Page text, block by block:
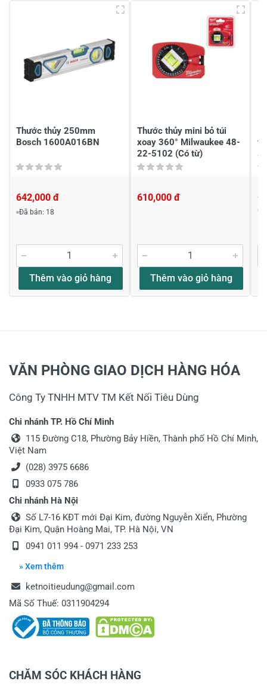
Viết nhận xét của bạn vào bên dưới
Gửi nhận xét
Thước thủy 250mm
Bosch 1600A016BN
642,000 đ
Đã bán: 18
Thêm vào giỏ hàng
Thước thủy mini bỏ túi
xoay 360° Milwaukee 48-
22-5102 (Có từ)
610,000 đ
Thêm vào giỏ hàng
VĂN PHÒNG GIAO DỊCH HÀNG HÓA
Công Ty TNHH MTV TM Kết Nối Tiêu Dùng
Chi nhánh TP. Hồ Chí Minh
115 Đường C18, Phường Bảy Hiền, Thành phố Hồ Chí Minh,
Việt Nam
(028) 3975 6686
0933 075 786
Chi nhánh Hà Nội
Số L7-16 KĐT mới Đại Kim, đường Nguyễn Xiển, Phường
Đại Kim, Quận Hoàng Mai, TP. Hà Nội, VN
0941 011 994 - 0971 233 253
» Xem thêm
ketnoitieudung@gmail.com
Mã Số Thuế: 0311904294
CHĂM SÓC KHÁCH HÀNG